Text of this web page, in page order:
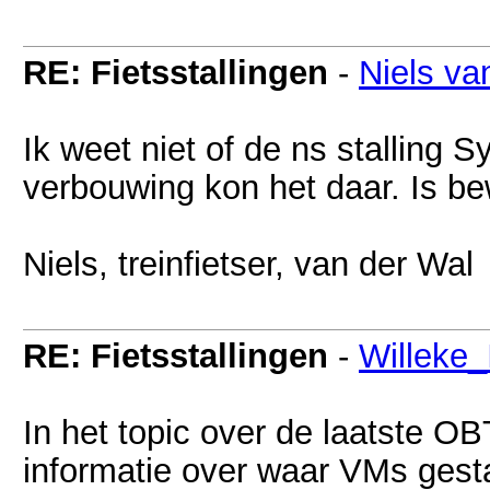
RE: Fietsstallingen - Niels
Ik weet niet of de ns stalling
verbouwing kon het daar. Is
Niels, treinfietser, van der Wal
RE: Fietsstallingen -
In het topic over de laatste
informatie over waar VMs